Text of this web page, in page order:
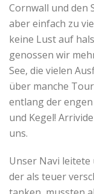
Cornwall und den
aber einfach zu
keine Lust auf
genossen wir
See, die vielen
über manche
entlang der
und Kegel!
uns.
Unser Navi leitete
der als teuer